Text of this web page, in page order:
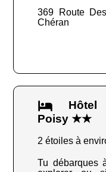
369 Route
Chéran
Hôtel
Poisy ★★
2 étoiles à
Tu débarques